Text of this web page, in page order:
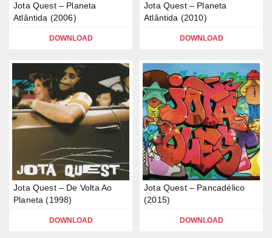
Jota Quest – Planeta
Atlântida (2006)
DOWNLOAD
Jota Quest – Planeta
Atlântida (2010)
DOWNLOAD
Jota Quest – De Volta Ao
Planeta (1998)
DOWNLOAD
Jota Quest – Pancadélico
(2015)
DOWNLOAD